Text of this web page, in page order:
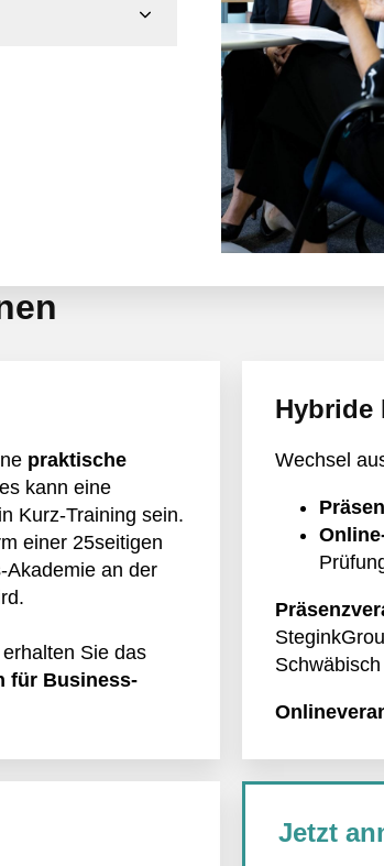
praktische
kann eine
Kurz-Training sein.
einer 25seitigen
Akademie an der
Sie das
für Business-
Hybride
Wechsel
Jetzt